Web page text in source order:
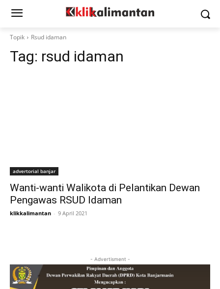
Topik Rsud idaman
Tag: rsud idaman
advertorial banjar
Wanti-wanti Walikota di Pelantikan Dewan
Pengawas RSUD Idaman
klikkalimantan - 9 April 2021
- Advertisment -